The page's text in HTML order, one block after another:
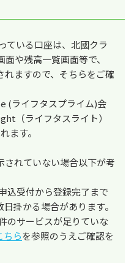
ている口座は、北國クラ
や残高一覧画面等で、
れますので、そちらをご確
(ライフタスプライム)会
（ライフタスライト）
ます。
れていない場合以下が考
込受付から登録完了まで
掛かる場合があります。
のサービスが足りていな
ちらを参照のうえご確認を